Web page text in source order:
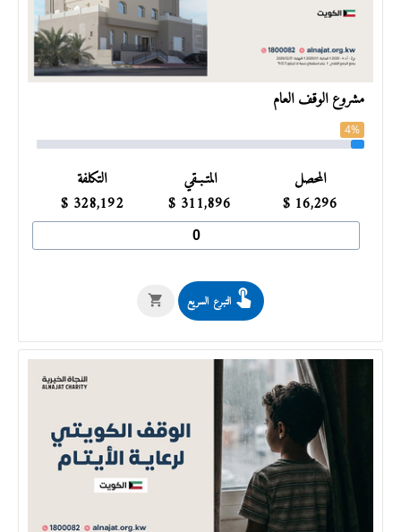
مشروع الوقف العام
4%
المحصل
16,296
$
المتـبـقي
311,896
$
التكلفة
328,192
$
التبرع السريع